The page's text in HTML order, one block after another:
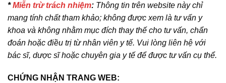
*Miễn trừ trách nhiệm: Thông tin trên website này chỉ
mang tính chất tham khảo; không được xem là tư vấn y
khoa và không nhằm mục đích thay thế cho tư vấn, chẩn
đoán hoặc điều trị từ nhân viên y tế. Vui lòng liên hệ với
bác sĩ, dược sĩ hoặc chuyên gia y tế để được tư vấn cụ thể.
CHỨNG NHẬN TRANG WEB: